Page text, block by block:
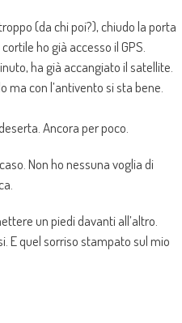
(da chi poi?), chiudo la porta
ho già accesso il GPS.
ha già accangiato il satellite.
ma con l’antivento si sta bene.
Ancora per poco.
Non ho nessuna voglia di
un piedi davanti all’altro.
E quel sorriso stampato sul mio